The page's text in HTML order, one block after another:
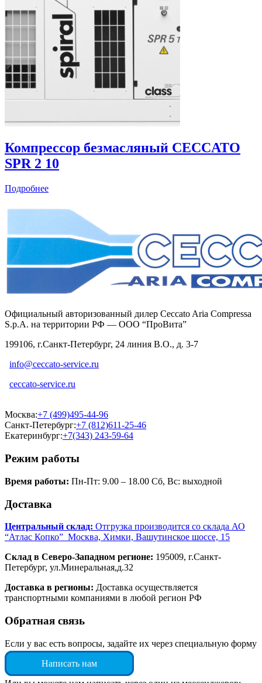
Компрессор безмасляный CECCATO
SPR 2 10
Подробнее
Официальный авторизованный дилер Ceccato Aria Compressa
S.p.A. на территории РФ — ООО “ПроВита”
199106, г.Санкт-Петербург, 24 линия В.О., д. 3-7
info@ceccato-service.ru
ceccato-service.ru
Москва:+7 (499)495-44-96
Санкт-Петербург:+7 (812)611-25-46
Екатеринбург:+7(343) 243-59-64
Режим работы
Время работы: Пн-Пт: 9.00 – 18.00 Сб, Вс: выходной
Доставка
Центральный склад: Отгрузка производится со склада АО
“Атлас Копко” Москва, Химки, Вашутинское шоссе, 15
Склад в Северо-Западном регионе: 195009, г.Санкт-
Петербург, ул.Минеральная,д.32
Доставка в регионы: Доставка осуществляется
транспортными компаниями в любой регион РФ
Обратная связь
Если у вас есть вопросы, задайте их через специальную форму
Написать нам